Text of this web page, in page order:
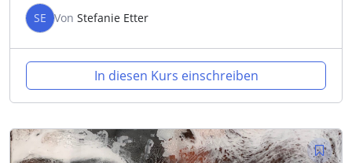
SE Von Stefanie Etter
In diesen Kurs einschreiben